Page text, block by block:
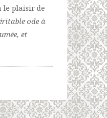
le plaisir de
ode à
et